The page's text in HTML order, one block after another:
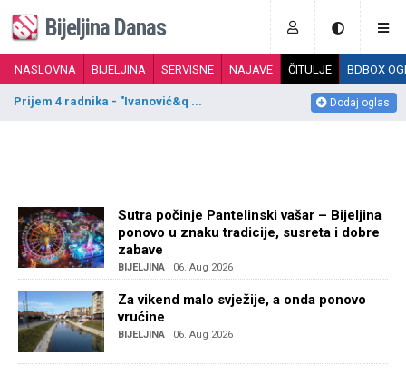
Bijeljina Danas
NASLOVNA BIJELJINA SERVISNE NAJAVE ČITULJE BDBOX
Dodaj oglas
Prijem 4 radnika - "Ivanović&q ...
Sutra počinje Pantelinski vašar – Bijeljina
ponovo u znaku tradicije, susreta i dobre
zabave
BIJELJINA | 06. Aug 2026
Za vikend malo svježije, a onda ponovo
vrućine
BIJELJINA | 06. Aug 2026